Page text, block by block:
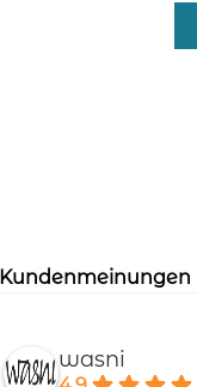
Kundenmeinungen
wasni